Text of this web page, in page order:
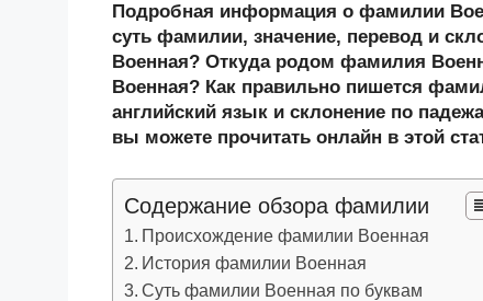
n
o
kl
a
ss
ni
ki
c
e
b
o
o
k
tt
er
g
g
er
e
J
o
ur
n
al
.R
u
p
e
Подробная информация о фамилии
суть фамилии, значение, перевод и
Военная? Откуда родом фамилия
Военная? Как правильно пишется
английский язык и склонение по
вы можете прочитать онлайн в этой
Содержание обзора фамилии
Происхождение фамилии Военная
История фамилии Военная
Суть фамилии Военная по буквам